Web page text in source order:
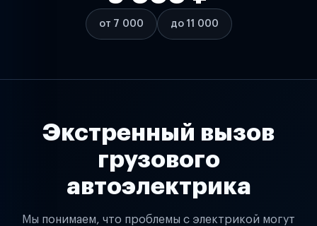
от 7 000 до 11 000
Экстренный вызов
грузового
автоэлектрика
Мы понимаем, что проблемы с электрикой могут